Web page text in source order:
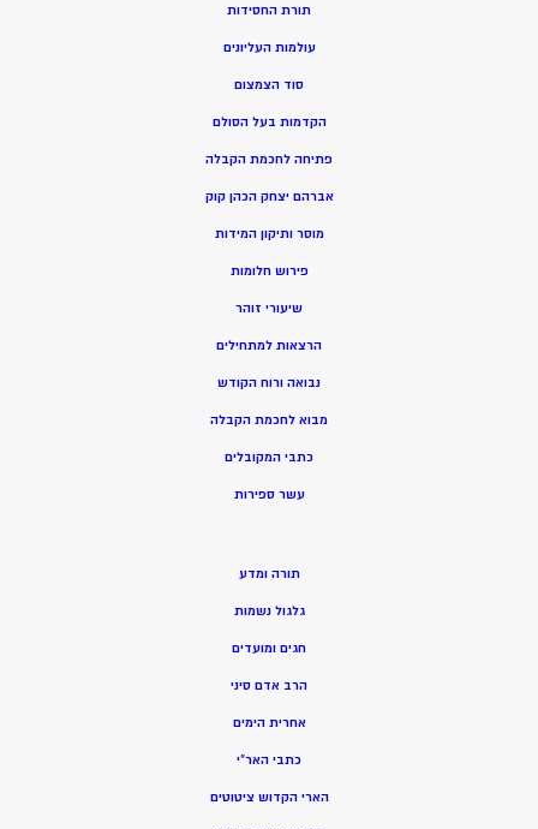
תורת החסידות
עולמות העליונים
סוד הצמצום
הקדמות בעל הסולם
פתיחה לחכמת הקבלה
אברהם יצחק הכהן קוק
מוסר ותיקון המידות
פירוש חלומות
שיעורי זוהר
הרצאות למתחילים
נבואה ורוח הקודש
מבוא לחכמת הקבלה
כתבי המקובלים
עשר ספירות
תורה ומדע
גלגול נשמות
חגים ומועדים
הרב אדם סיני
אחרית הימים
כתבי האר”י
הארי הקדוש ציטוטים